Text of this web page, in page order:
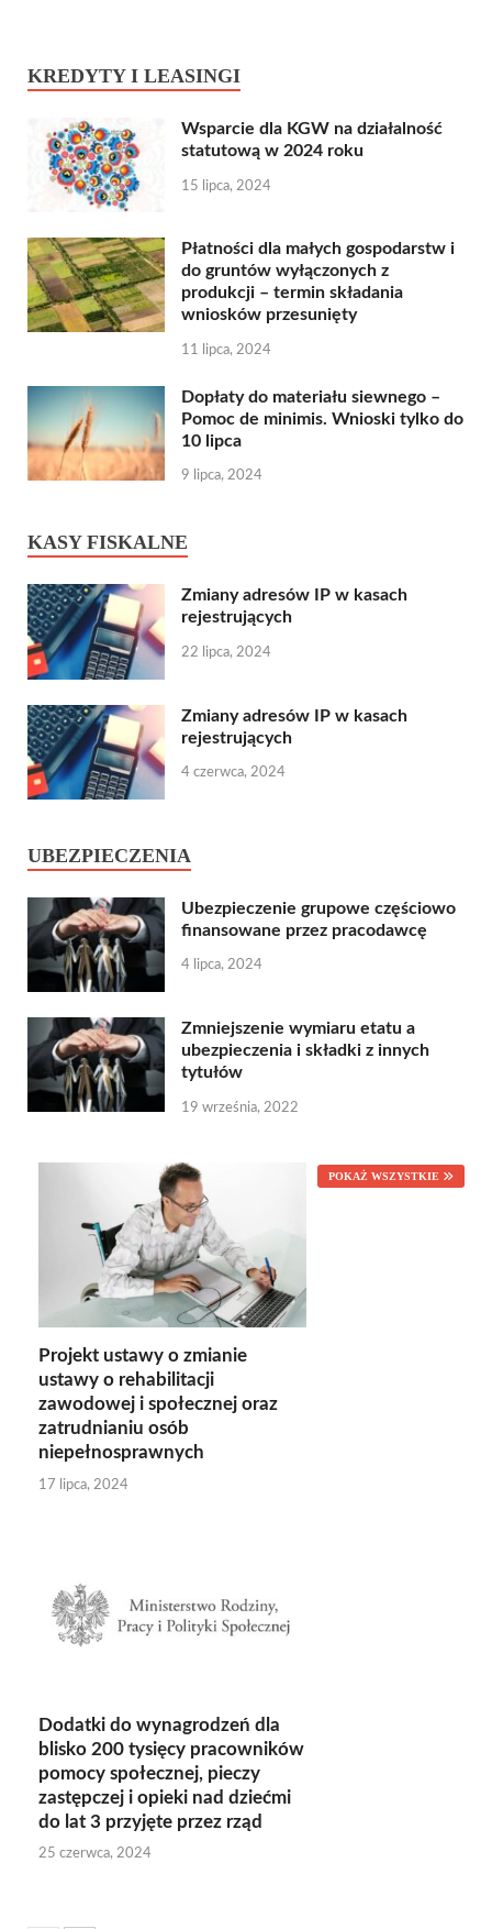
KREDYTY I LEASINGI
Wsparcie dla KGW na działalność
statutową w 2024 roku
15 lipca, 2024
Płatności dla małych gospodarstw i
do gruntów wyłączonych z
produkcji – termin składania
wniosków przesunięty
11 lipca, 2024
Dopłaty do materiału siewnego –
Pomoc de minimis. Wnioski tylko do
10 lipca
9 lipca, 2024
KASY FISKALNE
Zmiany adresów IP w kasach
rejestrujących
22 lipca, 2024
Zmiany adresów IP w kasach
rejestrujących
4 czerwca, 2024
UBEZPIECZENIA
Ubezpieczenie grupowe częściowo
finansowane przez pracodawcę
4 lipca, 2024
Zmniejszenie wymiaru etatu a
ubezpieczenia i składki z innych
tytułów
19 września, 2022
POKAŻ WSZYSTKIE
Projekt ustawy o zmianie
ustawy o rehabilitacji
zawodowej i społecznej oraz
zatrudnianiu osób
niepełnosprawnych
17 lipca, 2024
Dodatki do wynagrodzeń dla
blisko 200 tysięcy pracowników
pomocy społecznej, pieczy
zastępczej i opieki nad dziećmi
do lat 3 przyjęte przez rząd
25 czerwca, 2024